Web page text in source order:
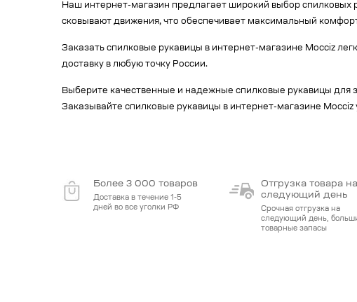
Наш интернет-магазин предлагает широкий выбор
сковывают движения, что обеспечивает максимальный
Заказать спилковые рукавицы в интернет-магазине Mocciz
доставку в любую точку России.
Выберите качественные и надежные спилковые рукавицы
Заказывайте спилковые рукавицы в интернет-магазине Mocciz
Более 3 000 товаров
Доставка в течение 1-5
дней во все уголки РФ
Отгрузка товара на
следующий день
Срочная отгрузка на
следующий день,
товарные запасы